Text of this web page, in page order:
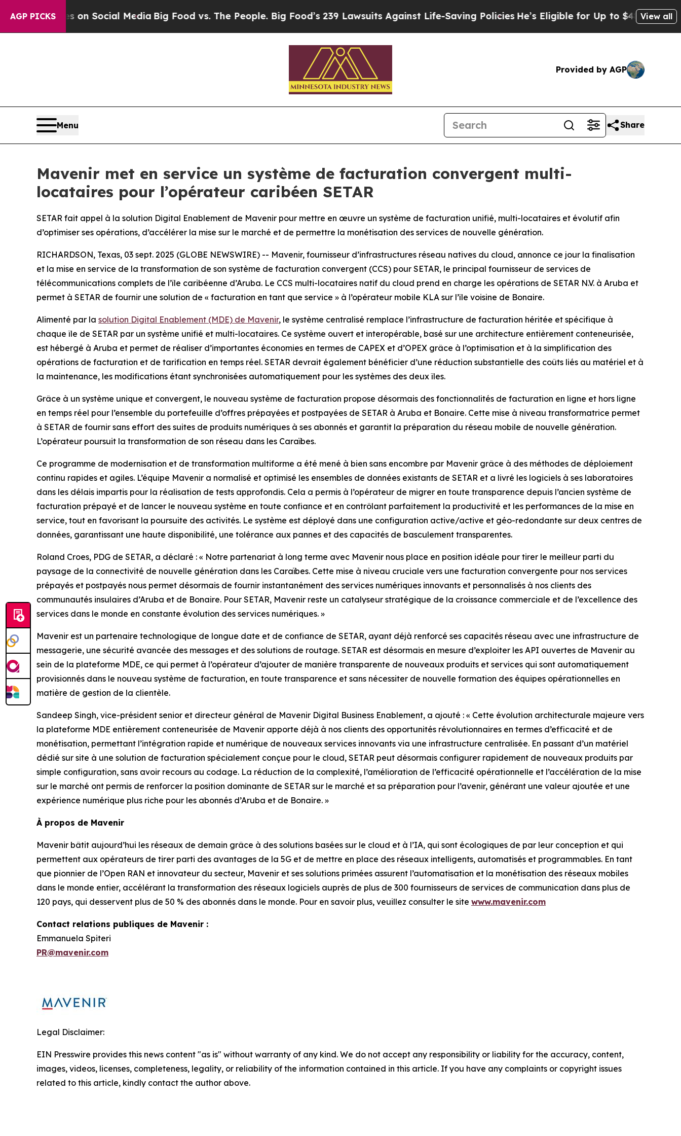
AGP PICKSon Social MediaBig Food vs. The People. Big Food’s 239 Lawsuits Against Life-Saving Policies He’s Eligible for Up to $480,000 AfterView all
Provided by AGP
Menu Share
Mavenir met en service un système de facturation convergent multi-
locataires pour l’opérateur caribéen SETAR
SETAR fait appel à la solution Digital Enablement de Mavenir pour mettre en œuvre un système de facturation unifié, multi-locataires et évolutif afin
d’optimiser ses opérations, d’accélérer la mise sur le marché et de permettre la monétisation des services de nouvelle génération.
RICHARDSON, Texas, 03 sept. 2025 (GLOBE NEWSWIRE) -- Mavenir, fournisseur d’infrastructures réseau natives du cloud, annonce ce jour la finalisation
et la mise en service de la transformation de son système de facturation convergent (CCS) pour SETAR, le principal fournisseur de services de
télécommunications complets de l’île caribéenne d’Aruba. Le CCS multi-locataires natif du cloud prend en charge les opérations de SETAR N.V. à Aruba et
permet à SETAR de fournir une solution de « facturation en tant que service » à l’opérateur mobile KLA sur l’île voisine de Bonaire.
Alimenté par la solution Digital Enablement (MDE) de Mavenir, le système centralisé remplace l’infrastructure de facturation héritée et spécifique à
chaque île de SETAR par un système unifié et multi-locataires. Ce système ouvert et interopérable, basé sur une architecture entièrement conteneurisée,
est hébergé à Aruba et permet de réaliser d’importantes économies en termes de CAPEX et d’OPEX grâce à l’optimisation et à la simplification des
opérations de facturation et de tarification en temps réel. SETAR devrait également bénéficier d’une réduction substantielle des coûts liés au matériel et à
la maintenance, les modifications étant synchronisées automatiquement pour les systèmes des deux îles.
Grâce à un système unique et convergent, le nouveau système de facturation propose désormais des fonctionnalités de facturation en ligne et hors ligne
en temps réel pour l’ensemble du portefeuille d’offres prépayées et postpayées de SETAR à Aruba et Bonaire. Cette mise à niveau transformatrice permet
à SETAR de fournir sans effort des suites de produits numériques à ses abonnés et garantit la préparation du réseau mobile de nouvelle génération.
L’opérateur poursuit la transformation de son réseau dans les Caraïbes.
Ce programme de modernisation et de transformation multiforme a été mené à bien sans encombre par Mavenir grâce à des méthodes de déploiement
continu rapides et agiles. L’équipe Mavenir a normalisé et optimisé les ensembles de données existants de SETAR et a livré les logiciels à ses laboratoires
dans les délais impartis pour la réalisation de tests approfondis. Cela a permis à l’opérateur de migrer en toute transparence depuis l’ancien système de
facturation prépayé et de lancer le nouveau système en toute confiance et en contrôlant parfaitement la productivité et les performances de la mise en
service, tout en favorisant la poursuite des activités. Le système est déployé dans une configuration active/active et géo-redondante sur deux centres de
données, garantissant une haute disponibilité, une tolérance aux pannes et des capacités de basculement transparentes.
Roland Croes, PDG de SETAR, a déclaré : « Notre partenariat à long terme avec Mavenir nous place en position idéale pour tirer le meilleur parti du
paysage de la connectivité de nouvelle génération dans les Caraïbes. Cette mise à niveau cruciale vers une facturation convergente pour nos services
prépayés et postpayés nous permet désormais de fournir instantanément des services numériques innovants et personnalisés à nos clients des
communautés insulaires d’Aruba et de Bonaire. Pour SETAR, Mavenir reste un catalyseur stratégique de la croissance commerciale et de l’excellence des
services dans le monde en constante évolution des services numériques. »
Mavenir est un partenaire technologique de longue date et de confiance de SETAR, ayant déjà renforcé ses capacités réseau avec une infrastructure de
messagerie, une sécurité avancée des messages et des solutions de routage. SETAR est désormais en mesure d’exploiter les API ouvertes de Mavenir au
sein de la plateforme MDE, ce qui permet à l’opérateur d’ajouter de manière transparente de nouveaux produits et services qui sont automatiquement
provisionnés dans le nouveau système de facturation, en toute transparence et sans nécessiter de nouvelle formation des équipes opérationnelles en
matière de gestion de la clientèle.
Sandeep Singh, vice-président senior et directeur général de Mavenir Digital Business Enablement, a ajouté : « Cette évolution architecturale majeure vers
la plateforme MDE entièrement conteneurisée de Mavenir apporte déjà à nos clients des opportunités révolutionnaires en termes d’efficacité et de
monétisation, permettant l’intégration rapide et numérique de nouveaux services innovants via une infrastructure centralisée. En passant d’un matériel
dédié sur site à une solution de facturation spécialement conçue pour le cloud, SETAR peut désormais configurer rapidement de nouveaux produits par
simple configuration, sans avoir recours au codage. La réduction de la complexité, l’amélioration de l’efficacité opérationnelle et l’accélération de la mise
sur le marché ont permis de renforcer la position dominante de SETAR sur le marché et sa préparation pour l’avenir, générant une valeur ajoutée et une
expérience numérique plus riche pour les abonnés d’Aruba et de Bonaire. »
À propos de Mavenir
Mavenir bâtit aujourd’hui les réseaux de demain grâce à des solutions basées sur le cloud et à l’IA, qui sont écologiques de par leur conception et qui
permettent aux opérateurs de tirer parti des avantages de la 5G et de mettre en place des réseaux intelligents, automatisés et programmables. En tant
que pionnier de l’Open RAN et innovateur du secteur, Mavenir et ses solutions primées assurent l’automatisation et la monétisation des réseaux mobiles
dans le monde entier, accélérant la transformation des réseaux logiciels auprès de plus de 300 fournisseurs de services de communication dans plus de
120 pays, qui desservent plus de 50 % des abonnés dans le monde. Pour en savoir plus, veuillez consulter le site www.mavenir.com
Contact relations publiques de Mavenir :
Emmanuela Spiteri
PR@mavenir.com
Legal Disclaimer:
EIN Presswire provides this news content "as is" without warranty of any kind. We do not accept any responsibility or liability for the accuracy, content,
images, videos, licenses, completeness, legality, or reliability of the information contained in this article. If you have any complaints or copyright issues
related to this article, kindly contact the author above.